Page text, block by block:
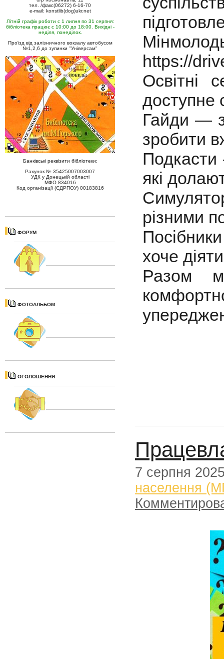
тел. /факс(06272) 6-16-70
e-mail: konstlib(dog)ukr.net
Літній графік роботи с 1 липня по 31 серпня:
бібліотека працює с 10:00 до 18:00. Вихідні -
неділя, понеділок.
Проїзд від залізничного вокзалу автобусом
№1,2,6 до зупинки "Універсам"
Банківські реквізити бібліотеки:
Рахунок № 35425007003007
УДК у Донецькій області
МФО 834016
Код організації (ЄДРПОУ) 00183816
ФОРУМ
ФОТОАЛЬБОМ
ОГОЛОШЕННЯ
https://
Освітні
доступне
Гайди —
зробити
Подкасти
які
різними
хоче
Разом
7 серпня
населення